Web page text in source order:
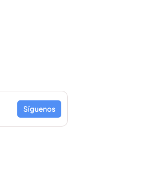
Síguenos